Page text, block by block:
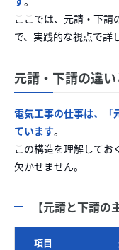
ここでは、元請・下請
で、実践的な視点で詳
元請・下請の違
電気工事の仕事は、「
ています。
この構造を理解してお
欠かせません。
【元請と下請の
項目